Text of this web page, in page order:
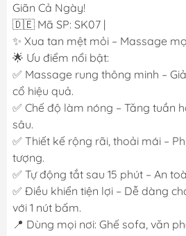
Giãn Cả Ngày!
🇩🇪 Mã SP: SK07 |
✨ Xua tan mệt mỏi – Massage
🌟 Ưu điểm nổi bật:
✅ Massage rung thông minh –
cổ hiệu quả.
✅ Chế độ làm nóng – Tăng tuần
sâu.
✅ Thiết kế rộng rãi, thoải mái –
tượng.
✅ Tự động tắt sau 15 phút – An
✅ Điều khiển tiện lợi – Dễ dàng
với 1 nút bấm.
📍 Dùng mọi nơi: Ghế sofa, văn